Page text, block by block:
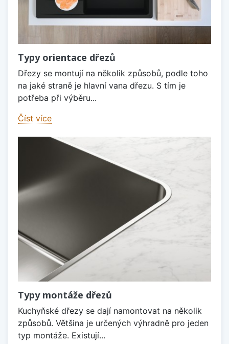
Typy orientace dřezů
Dřezy se montují na několik způsobů, podle toho
na jaké straně je hlavní vana dřezu. S tím je
potřeba při výběru...
Číst více
Typy montáže dřezů
Kuchyňské dřezy se dají namontovat na několik
způsobů. Většina je určených výhradně pro jeden
typ montáže. Existují...